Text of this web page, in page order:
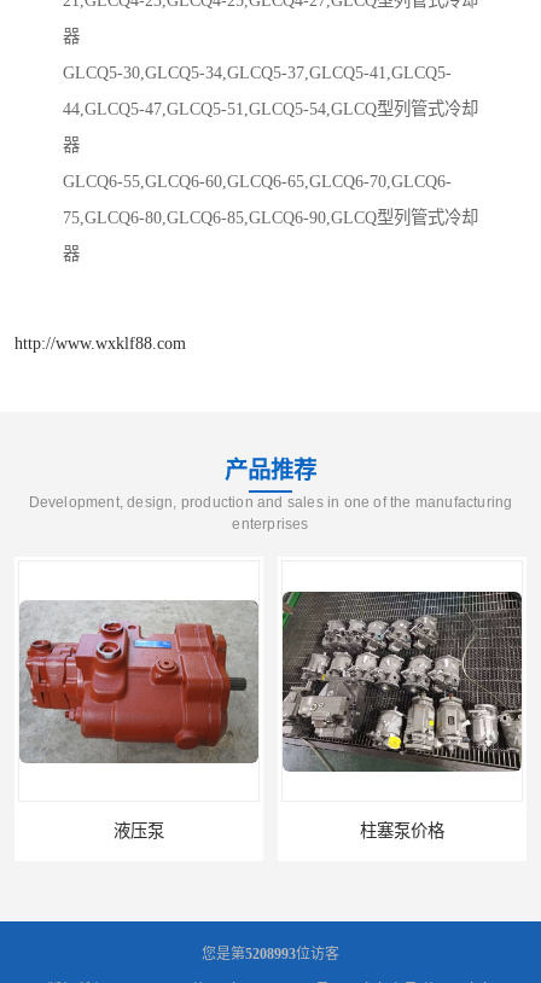
器
GLCQ5-30,GLCQ5-34,GLCQ5-37,GLCQ5-41,GLCQ5-
44,GLCQ5-47,GLCQ5-51,GLCQ5-54,GLCQ型列管式冷却
器
GLCQ6-55,GLCQ6-60,GLCQ6-65,GLCQ6-70,GLCQ6-
75,GLCQ6-80,GLCQ6-85,GLCQ6-90,GLCQ型列管式冷却
器
http://www.wxklf88.com
产品推荐
Development, design, production and sales in one of the manufacturing
enterprises
柱塞泵价格 液压泵报价
您是第5208993位访客